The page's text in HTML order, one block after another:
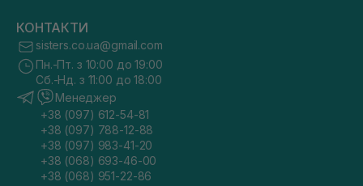
КОНТАКТИ
sisters.co.ua@gmail.com
Пн.-Пт. з 10:00 до 19:00
Сб.-Нд. з 11:00 до 18:00
Менеджер
+38 (097) 612-54-81
+38 (097) 788-12-88
+38 (097) 983-41-20
+38 (068) 693-46-00
+38 (068) 951-22-86